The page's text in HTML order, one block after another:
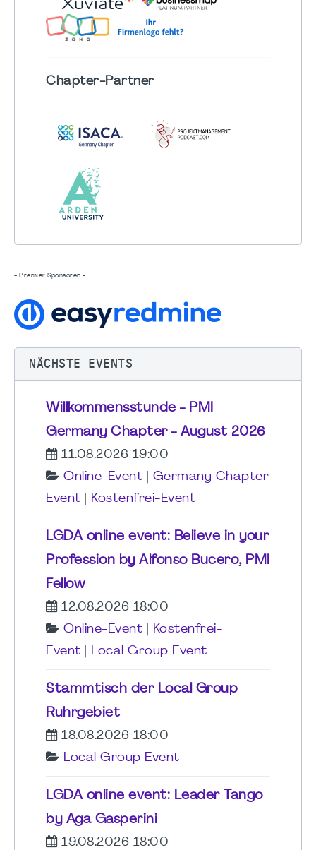
Chapter-Partner
- Premier Sponsoren -
NÄCHSTE EVENTS
Willkommensstunde - PMI
Germany Chapter - August 2026
11.08.2026 19:00
Online-Event
Germany Chapter
Event
Kostenfrei-Event
LGDA online event: Believe in your
Profession by Alfonso Bucero, PMI
Fellow
12.08.2026 18:00
Online-Event
Kostenfrei-
Event
Local Group Event
Stammtisch der Local Group
Ruhrgebiet
18.08.2026 18:00
Local Group Event
LGDA online event: Leader Tango
by Aga Gasperini
19.08.2026 18:00